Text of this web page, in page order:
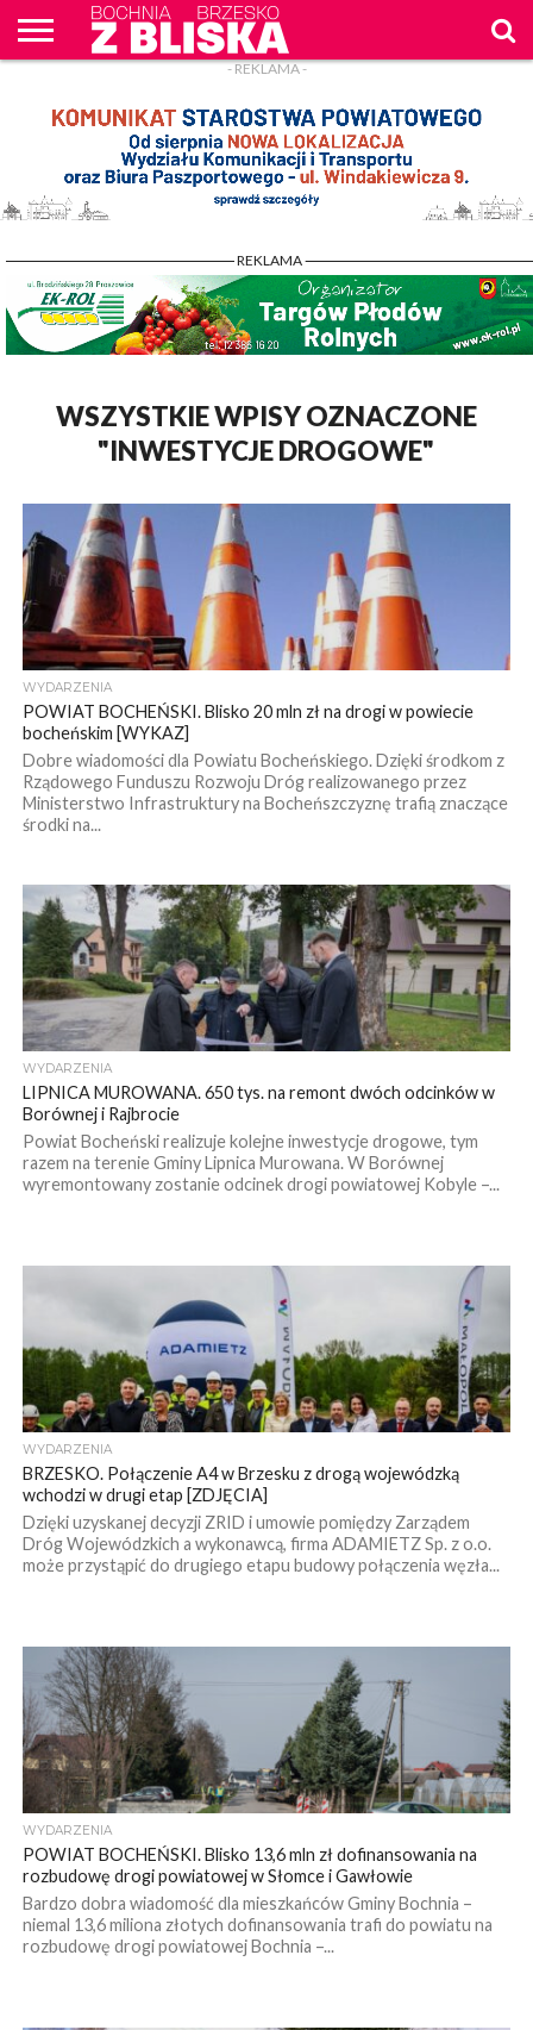
WPROST
REKLAM
- REKLAMA -
- REKLAMA -
WSZYSTKIE WPISY OZNACZONE
"INWESTYCJE DROGOWE"
WYDARZENIA
POWIAT BOCHEŃSKI. Blisko 20 mln zł na drogi w powiecie
bocheńskim [WYKAZ]
Dobre wiadomości dla Powiatu Bocheńskiego. Dzięki środkom z
Rządowego Funduszu Rozwoju Dróg realizowanego przez
Ministerstwo Infrastruktury na Bocheńszczyznę trafią znaczące
środki na...
WYDARZENIA
LIPNICA MUROWANA. 650 tys. na remont dwóch odcinków w
Borównej i Rajbrocie
Powiat Bocheński realizuje kolejne inwestycje drogowe, tym
razem na terenie Gminy Lipnica Murowana. W Borównej
wyremontowany zostanie odcinek drogi powiatowej Kobyle –...
WYDARZENIA
BRZESKO. Połączenie A4 w Brzesku z drogą wojewódzką
wchodzi w drugi etap [ZDJĘCIA]
Dzięki uzyskanej decyzji ZRID i umowie pomiędzy Zarządem
Dróg Wojewódzkich a wykonawcą, firma ADAMIETZ Sp. z o.o.
może przystąpić do drugiego etapu budowy połączenia węzła...
WYDARZENIA
POWIAT BOCHEŃSKI. Blisko 13,6 mln zł dofinansowania na
rozbudowę drogi powiatowej w Słomce i Gawłowie
Bardzo dobra wiadomość dla mieszkańców Gminy Bochnia –
niemal 13,6 miliona złotych dofinansowania trafi do powiatu na
rozbudowę drogi powiatowej Bochnia –...